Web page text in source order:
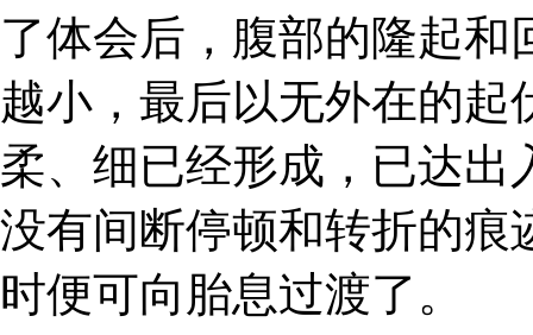
了体会后，腹部的隆起
越小，最后以无外在的
柔、细已经形成，已达出
没有间断停顿和转折的痕
时便可向胎息过渡了。